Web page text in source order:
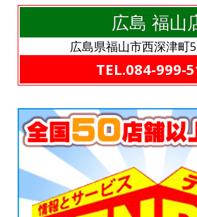
広島 福山
広島県福山市西深津町
TEL.084-999-